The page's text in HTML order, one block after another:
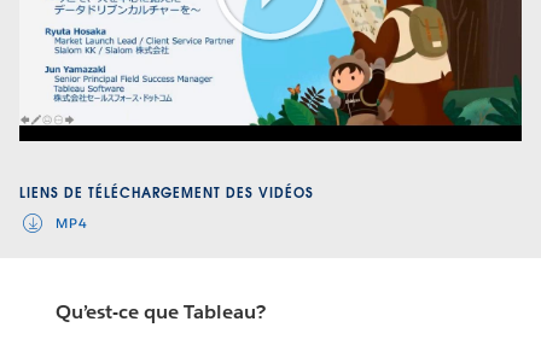
Play
Video
LIENS DE TÉLÉCHARGEMENT DES VIDÉOS
MP4
Qu’est-ce que Tableau?